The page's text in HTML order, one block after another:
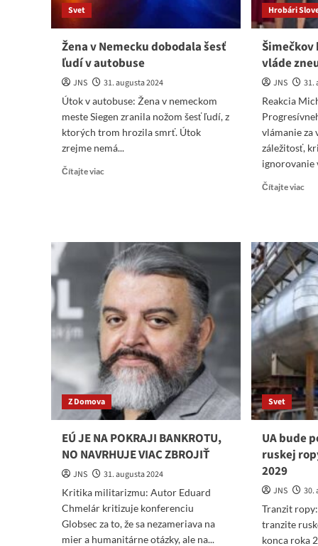
Svet
Žena v Nemecku dobodala šesť
ľudí v autobuse
JNS
31. augusta 2024
Útok v autobuse: Žena v nemeckom
meste Siegen zranila nožom šesť ľudí, z
ktorých trom hrozila smrť. Útok
zrejme nemá...
Čítajte viac
dobodala
šesť
ľudí
v
autobuse
Hrobári
vláde
JNS
31.
Reakcia
vlámanie za
záležitosť,
ignorovanie
Čítajte viac
Z Domova
EÚ JE NA POKRAJI BANKROTU,
NO NAVRHUJE VIAC ZBROJIŤ
JNS
31. augusta 2024
Kritika militarizmu: Autor Eduard
Chmelár kritizuje konferenciu
Globsec za to, že sa nezameriava na
mier a humanitárne otázky, ale na...
Svet
UA bude
ruskej
2029
JNS
30.
Tranzit
tranzite
konca roka